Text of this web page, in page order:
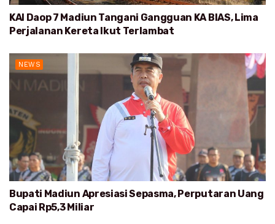
KAI Daop 7 Madiun Tangani Gangguan KA BIAS, Lima
Perjalanan Kereta Ikut Terlambat
NEWS
Bupati Madiun Apresiasi Sepasma, Perputaran Uang
Capai Rp5,3 Miliar